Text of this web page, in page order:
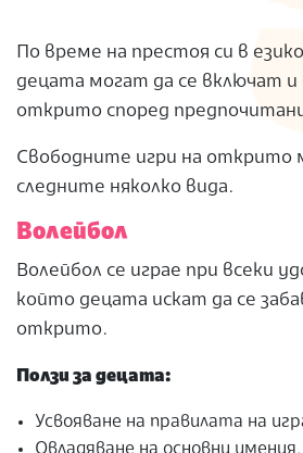
По време на престоя си в
децата могат да се включат и
открито според
Свободните игри на открито
следните няколко вида.
Волейбол
Волейбол се играе при всеки
който децата искат да се
открито.
Ползи за децата:
Усвояване на правилата на